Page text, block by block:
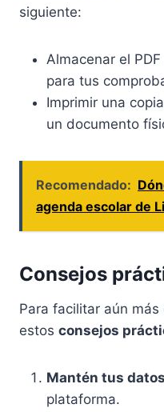
siguiente:
Almacenar el
para tus
Imprimir una
un documento
Recomendado:
agenda escolar de
Consejos
Para facilitar aún
estos consejos
Mantén tus
plataforma.